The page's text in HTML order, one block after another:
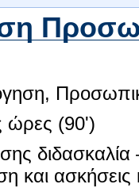
ώρες (90')
και